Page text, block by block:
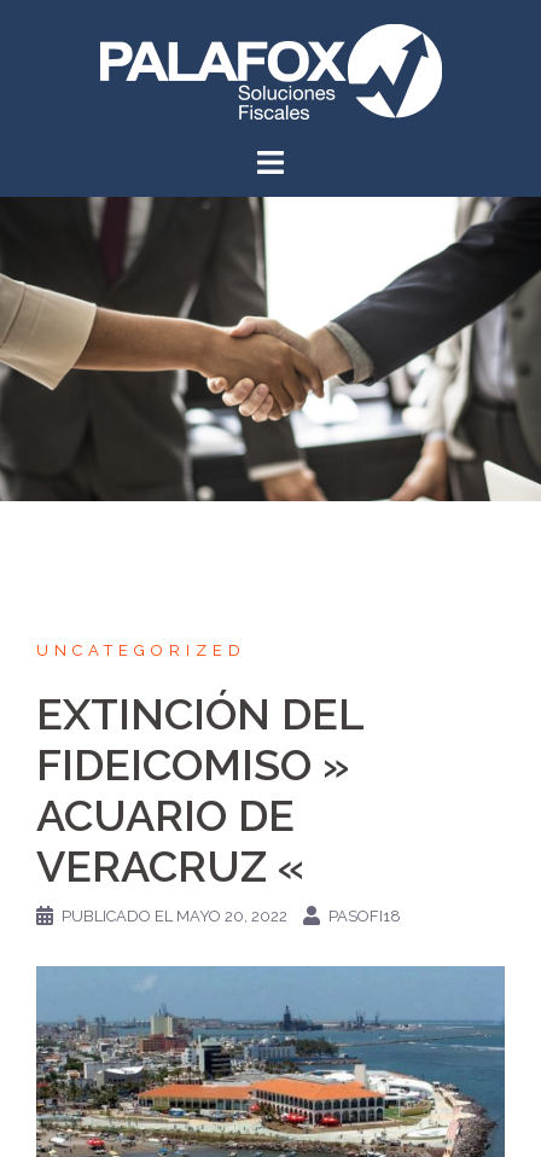
UNCATEGORIZED
EXTINCIÓN DEL
FIDEICOMISO »
ACUARIO DE
VERACRUZ «
PUBLICADO EL MAYO 20, 2022 PASOFI18